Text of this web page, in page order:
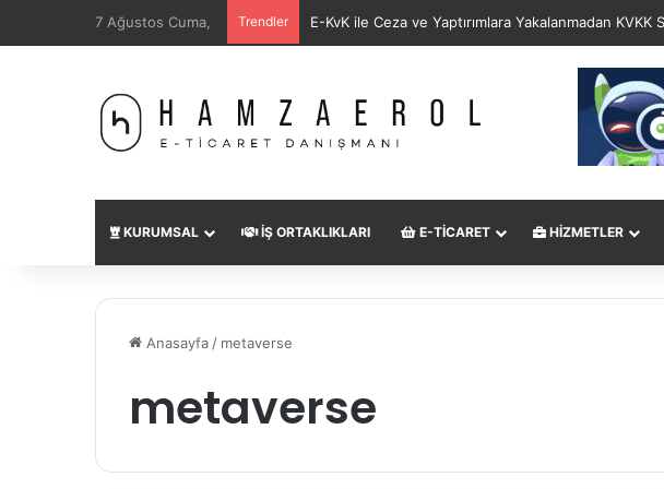
7 Ağustos Cuma, Trendler E-KvK ile Ceza ve Yaptırımlara Yakalanmadan
KURUMSAL İŞ ORTAKLIKLARI E-TICARET HIZMETLER
Anasayfa / metaverse
metaverse